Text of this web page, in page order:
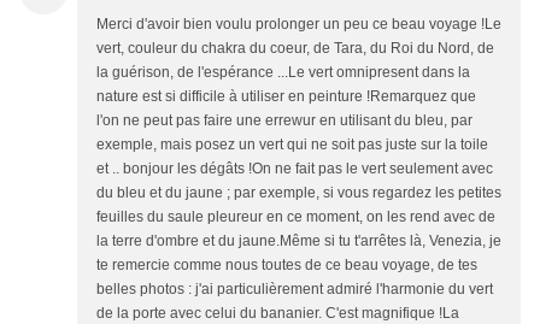
Merci d'avoir bien voulu prolonger un peu ce beau voyage !Le
vert, couleur du chakra du coeur, de Tara, du Roi du Nord, de
la guérison, de l'espérance ...Le vert omnipresent dans la
nature est si difficile à utiliser en peinture !Remarquez que
l'on ne peut pas faire une errewur en utilisant du bleu, par
exemple, mais posez un vert qui ne soit pas juste sur la toile
et .. bonjour les dégâts !On ne fait pas le vert seulement avec
du bleu et du jaune ; par exemple, si vous regardez les petites
feuilles du saule pleureur en ce moment, on les rend avec de
la terre d'ombre et du jaune.Même si tu t'arrêtes là, Venezia, je
te remercie comme nous toutes de ce beau voyage, de tes
belles photos : j'ai particulièrement admiré l'harmonie du vert
de la porte avec celui du bananier. C'est magnifique !La